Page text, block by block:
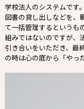
学校法人のシステムです
図書の貸し出しなどを、
て一括管理するというも
組みではないのですが、
引き合いをいただき、最
の時は心の底から「やっ